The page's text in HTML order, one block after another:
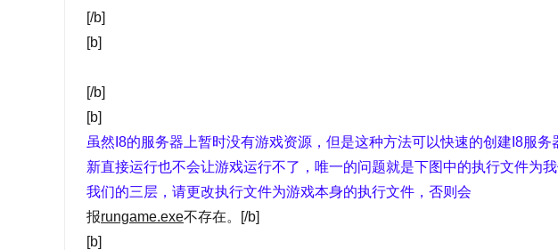
[/b]
[b]
[/b]
[b]
虽然I8的服务器上暂时没有游戏资源，但是这种方法可以快速的创建I8服
新直接运行也不会让游戏运行不了，唯一的问题就是下图中的执行文件为
我们的三层，请更改执行文件为游戏本身的执行文件，否则会
报rungame.exe不存在。[/b]
[b]